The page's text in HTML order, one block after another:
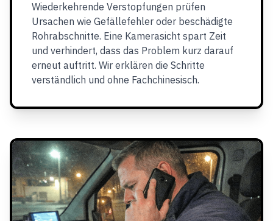
Wiederkehrende Verstopfungen prüfen
Ursachen wie Gefällefehler oder beschädigte
Rohrabschnitte. Eine Kamerasicht spart Zeit
und verhindert, dass das Problem kurz darauf
erneut auftritt. Wir erklären die Schritte
verständlich und ohne Fachchinesisch.